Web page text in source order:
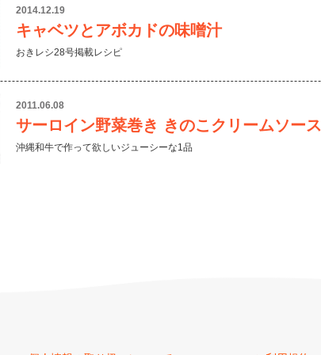
2014.12.19
キャベツとアボカドの味噌汁
おきレシ28号掲載レシピ
2011.06.08
サーロイン野菜巻き きのこクリームソース
沖縄和牛で作って欲しいジューシーな1品